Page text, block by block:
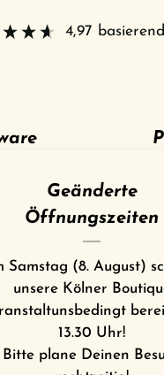
Geänderte
Öffnungszeiten
Samstag (8. August)
unsere Kölner
13.30 Uhr!
Bitte plane Deinen
4,97
den
unserem Newsletter